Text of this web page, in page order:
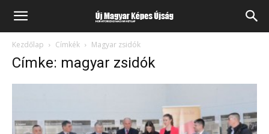
Kezdőlap Címkék Magyar zsidók
Címke: magyar zsidók